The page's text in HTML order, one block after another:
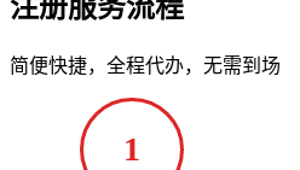
注册服务流程
简便快捷，全程代办，无需到场
1